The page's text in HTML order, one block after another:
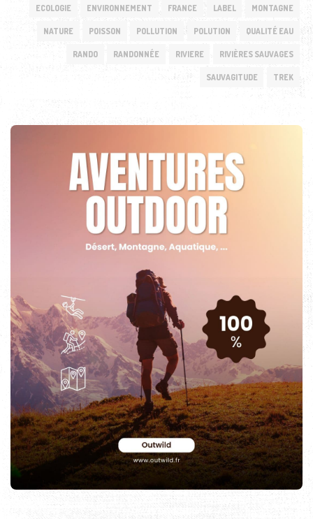
ECOLOGIE ENVIRONNEMENT FRANCE LABEL MONTAGNE
NATURE POISSON POLLUTION POLUTION QUALITÉ EAU
RANDO RANDONNÉE RIVIERE RIVIÈRES SAUVAGES
SAUVAGITUDE TREK